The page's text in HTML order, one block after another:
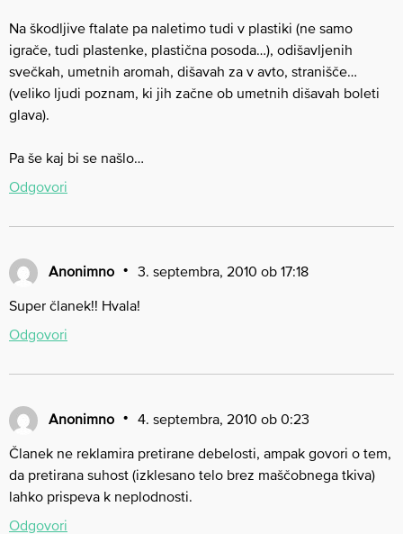
Na škodljive ftalate pa naletimo tudi v plastiki (ne samo
igrače, tudi plastenke, plastična posoda…), odišavljenih
svečkah, umetnih aromah, dišavah za v avto, stranišče…
(veliko ljudi poznam, ki jih začne ob umetnih dišavah boleti
glava).
Pa še kaj bi se našlo…
Odgovori
Anonimno 3. septembra, 2010 ob 17:18
Super članek!! Hvala!
Odgovori
Anonimno 4. septembra, 2010 ob 0:23
Članek ne reklamira pretirane debelosti, ampak govori o tem,
da pretirana suhost (izklesano telo brez maščobnega tkiva)
lahko prispeva k neplodnosti.
Odgovori